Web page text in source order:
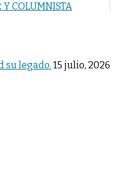
Y COLUMNISTA
su legado. 15 julio, 2026